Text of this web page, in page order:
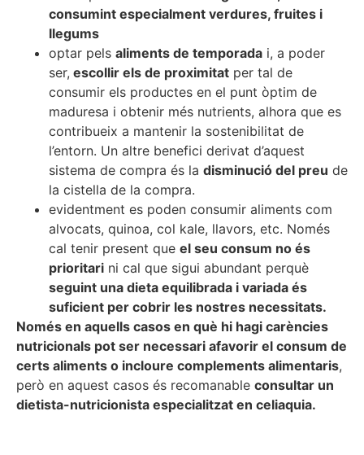
consumint especialment verdures, fruites i
llegums
optar pels aliments de temporada i, a poder
ser, escollir els de proximitat per tal de
consumir els productes en el punt òptim de
maduresa i obtenir més nutrients, alhora que es
contribueix a mantenir la sostenibilitat de
l’entorn. Un altre benefici derivat d’aquest
sistema de compra és la disminució del preu de
la cistella de la compra.
evidentment es poden consumir aliments com
alvocats, quinoa, col kale, llavors, etc. Només
cal tenir present que el seu consum no és
prioritari ni cal que sigui abundant perquè
seguint una dieta equilibrada i variada és
suficient per cobrir les nostres necessitats.
Només en aquells casos en què hi hagi carències
nutricionals pot ser necessari afavorir el consum de
certs aliments o incloure complements alimentaris,
però en aquest casos és recomanable consultar un
dietista-nutricionista especialitzat en celiaquia.